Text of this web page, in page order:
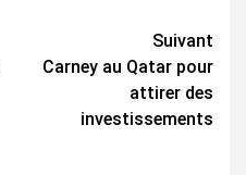
Suivant
Carney au Qatar pour
attirer des
investissements